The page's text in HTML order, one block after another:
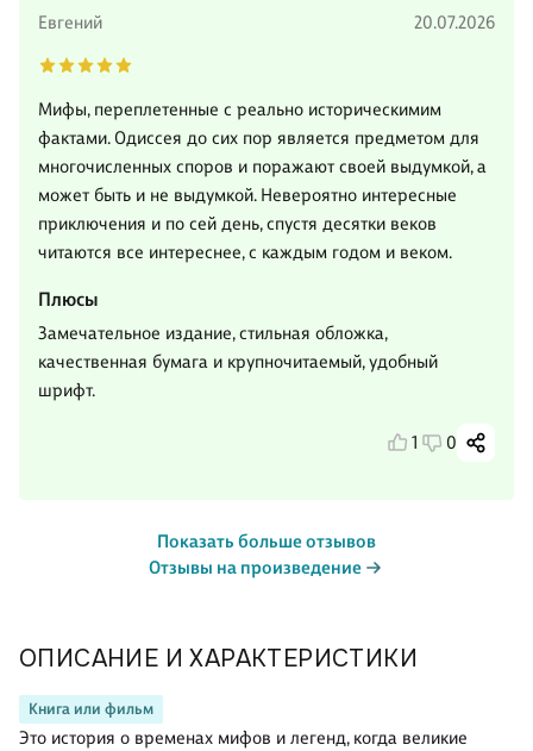
ОПИСАНИЕ И ХАРАКТЕРИСТИКИ
Книга или фильм
Это история о временах мифов и легенд, когда великие
Евгений 20.07.2026
Мифы, переплетенные с реально историческимим
фактами. Одиссея до сих пор является предметом для
многочисленных споров и поражают своей выдумкой, а
может быть и не выдумкой. Невероятно интересные
приключения и по сей день, спустя десятки веков
читаются все интереснее, с каждым годом и веком.
Плюсы
Замечательное издание, стильная обложка,
качественная бумага и крупночитаемый, удобный
шрифт.
1 0
Показать больше отзывов
Отзывы на произведение